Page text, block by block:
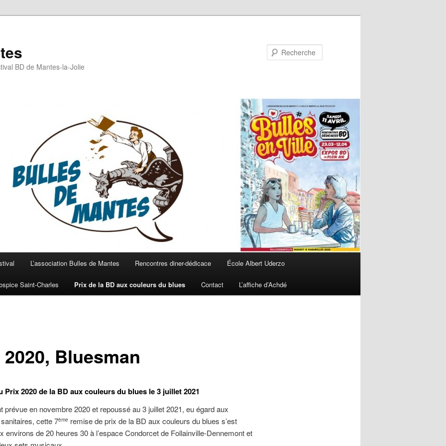
BD de Mantes-la-Jolie
L’association Bulles de Mantes Rencontres diner-dédicace École Albert Uderzo
Saint-Charles Prix de la BD aux couleurs du blues Contact L’affiche d’Achdé
Bluesman
Prix 2020 de la BD aux couleurs du blues le 3 juillet 2021
prévue en novembre 2020 et repoussé au 3 juillet 2021, eu égard aux
cette 7ème remise de prix de la BD aux couleurs du blues s’est
environs de 20 heures 30 à l’espace Condorcet de Follainville-Dennemont et